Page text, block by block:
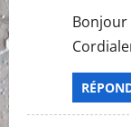
Bonjour